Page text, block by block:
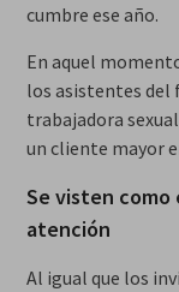
cumbre ese año.
En aquel
los asistentes del
trabajadora
un cliente mayor
Se visten como
atención
Al igual que los